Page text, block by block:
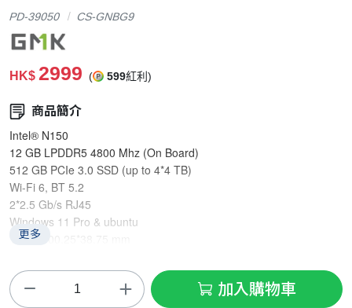
PD-39050 CS-GNBG9
HK$ 2999 ( 599紅利)
商品簡介
Intel® N150
12 GB LPDDR5 4800 Mhz (On Board)
512 GB PCIe 3.0 SSD (up to 4*4 TB)
Wi-Fi 6, BT 5.2
2*2.5 Gb/s RJ45
Windows 11 Pro & ubuntu
146.6*100.25*38.75 mm
更多
加入購物車